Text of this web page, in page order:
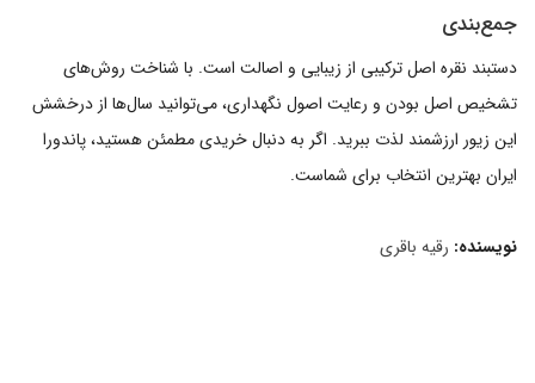
جمع‌بندی
دستبند نقره اصل ترکیبی از زیبایی و اصالت است. با شناخت روش‌های
تشخیص اصل بودن و رعایت اصول نگهداری، می‌توانید سال‌ها از درخشش
این زیور ارزشمند لذت ببرید. اگر به دنبال خریدی مطمئن هستید، پاندورا
ایران بهترین انتخاب برای شماست.
نویسنده: رقیه باقری